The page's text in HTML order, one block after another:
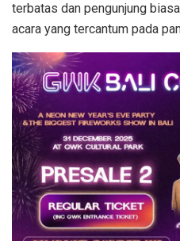
terbatas dan pengunjung
acara yang tercantum pada